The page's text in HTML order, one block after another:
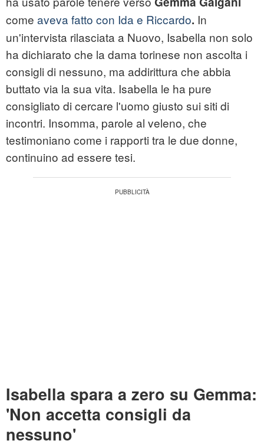
come aveva fatto con Ida e Riccardo. In
un'intervista rilasciata a Nuovo, Isabella non solo
ha dichiarato che la dama torinese non ascolta i
consigli di nessuno, ma addirittura che abbia
buttato via la sua vita. Isabella le ha pure
consigliato di cercare l'uomo giusto sui siti di
incontri. Insomma, parole al veleno, che
testimoniano come i rapporti tra le due donne,
continuino ad essere tesi.
Isabella spara a zero su Gemma:
'Non accetta consigli da
nessuno'